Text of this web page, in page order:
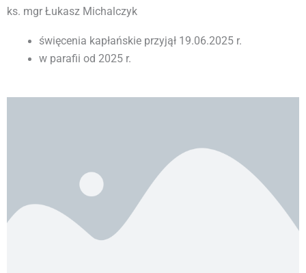
ks. mgr Łukasz Michalczyk
święcenia kapłańskie przyjął 19.06.2025 r.
w parafii od 2025 r.